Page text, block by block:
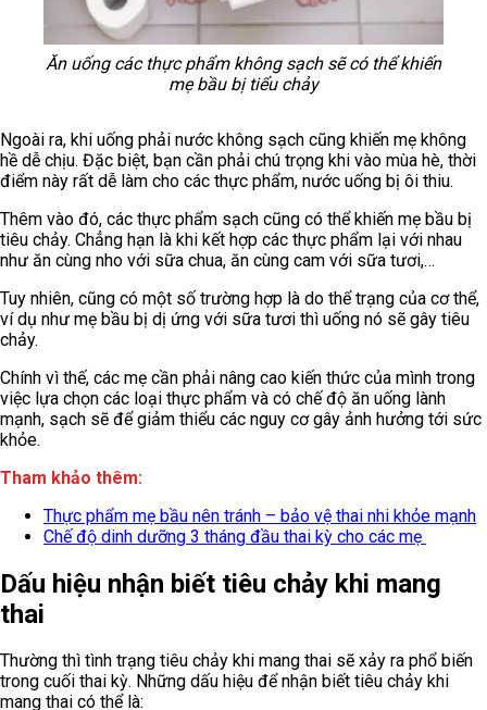
Ăn uống các thực phẩm không sạch sẽ có thể khiến
mẹ bầu bị tiểu chảy
Ngoài ra, khi uống phải nước không sạch cũng khiến mẹ không
hề dễ chịu. Đặc biệt, bạn cần phải chú trọng khi vào mùa hè, thời
điểm này rất dễ làm cho các thực phẩm, nước uống bị ôi thiu.
Thêm vào đó, các thực phẩm sạch cũng có thể khiến mẹ bầu bị
tiêu chảy. Chẳng hạn là khi kết hợp các thực phẩm lại với nhau
như ăn cùng nho với sữa chua, ăn cùng cam với sữa tươi,…
Tuy nhiên, cũng có một số trường hợp là do thể trạng của cơ thể,
ví dụ như mẹ bầu bị dị ứng với sữa tươi thì uống nó sẽ gây tiêu
chảy.
Chính vì thế, các mẹ cần phải nâng cao kiến thức của mình trong
việc lựa chọn các loại thực phẩm và có chế độ ăn uống lành
mạnh, sạch sẽ để giảm thiểu các nguy cơ gây ảnh hưởng tới sức
khỏe.
Tham khảo thêm:
Thực phẩm mẹ bầu nên tránh – bảo vệ thai nhi khỏe mạnh
Chế độ dinh dưỡng 3 tháng đầu thai kỳ cho các mẹ
Dấu hiệu nhận biết tiêu chảy khi mang
thai
Thường thì tình trạng tiêu chảy khi mang thai sẽ xảy ra phổ biến
trong cuối thai kỳ. Những dấu hiệu để nhận biết tiêu chảy khi
mang thai có thể là: